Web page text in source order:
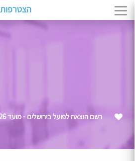
הצטרפות
רשם הוצאה לפועל בירושלים - מועד 03/2026